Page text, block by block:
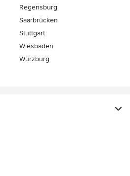
Regensburg
Saarbrücken
Stuttgart
Wiesbaden
Würzburg